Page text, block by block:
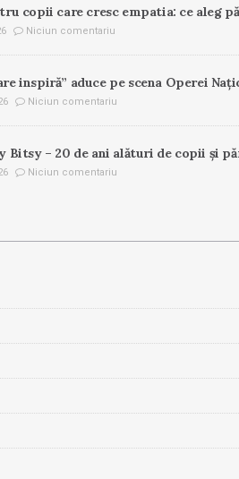
copii care cresc empatia: ce aleg
Niciun comentariu
inspiră” aduce pe scena Operei
Niciun comentariu
Bitsy – 20 de ani alături de copii și
Niciun comentariu